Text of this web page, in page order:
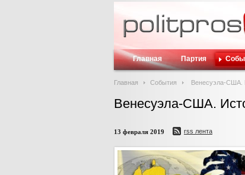
Главная Партия
Главная События Венесуэла-США.
Венесуэла-США.
13 февраля 2019 rss лента